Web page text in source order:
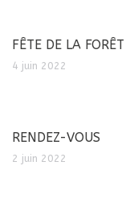
FÊTE DE LA FORÊT
4 juin 2022
RENDEZ-VOUS
2 juin 2022